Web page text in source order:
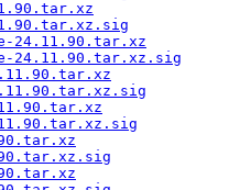
24.11.90.tar.xz
24.11.90.tar.xz.sig